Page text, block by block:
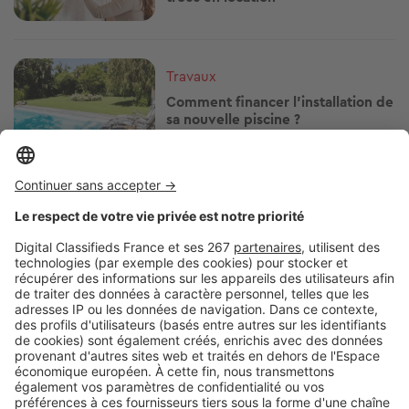
Image
Travaux
Comment financer l'installation de
sa nouvelle piscine ?
Image
Travaux
par quoi commencer ?
Image
Travaux
Transformer sa grange ou un
bâtiment agricole en gîte :
comment faire ?